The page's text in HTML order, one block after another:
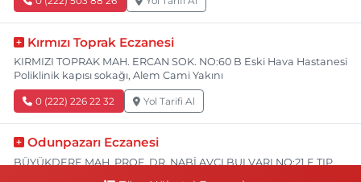
Kırmızı Toprak Eczanesi
KIRMIZI TOPRAK MAH. ERCAN SOK. NO:60 B Eski Hava Hastanesi
Poliklinik kapısı sokağı, Alem Cami Yakını
0 (222) 226 22 32 Yol Tarifi Al
Odunpazarı Eczanesi
BÜYÜKDERE MAH. PROF. DR. NABİ AVCI BULVARI NO:21 E TIP